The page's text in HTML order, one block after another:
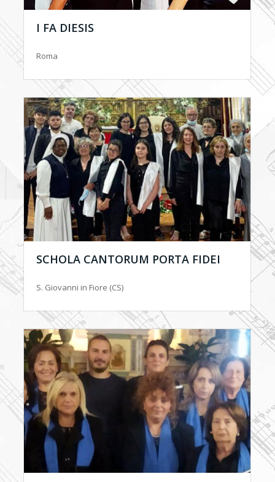
I FA DIESIS
Roma
SCHOLA CANTORUM PORTA FIDEI
S. Giovanni in Fiore (CS)